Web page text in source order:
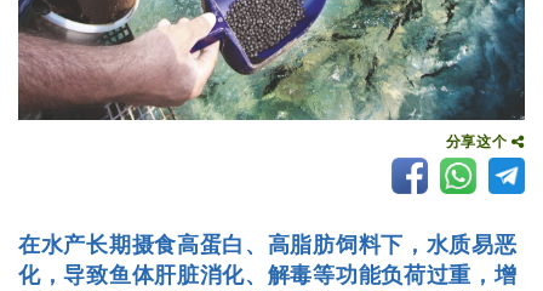
分享这个
在水产长期摄食高蛋白、高脂肪饲料下，水质易恶
化，导致鱼体肝脏消化、解毒等功能负荷过重，增